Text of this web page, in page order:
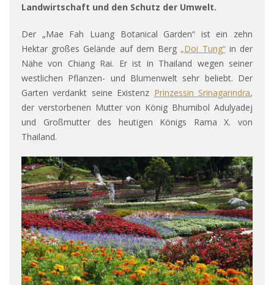
Landwirtschaft und den Schutz der Umwelt.
Der „Mae Fah Luang Botanical Garden“ ist ein zehn
Hektar großes Gelände auf dem Berg „Doi Tung“in der
Nähe von Chiang Rai. Er ist in Thailand wegen seiner
westlichen Pflanzen- und Blumenwelt sehr beliebt. Der
Garten verdankt seine Existenz Prinzessin Srinagarindra,
der verstorbenen Mutter von König Bhumibol Adulyadej
und Großmutter des heutigen Königs Rama X. von
Thailand.